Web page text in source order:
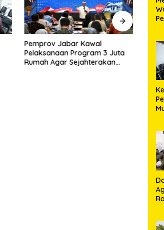
Pemprov Jabar Kawal
Pelaksanaan Program 3 Juta
Rumah Agar Sejahterakan